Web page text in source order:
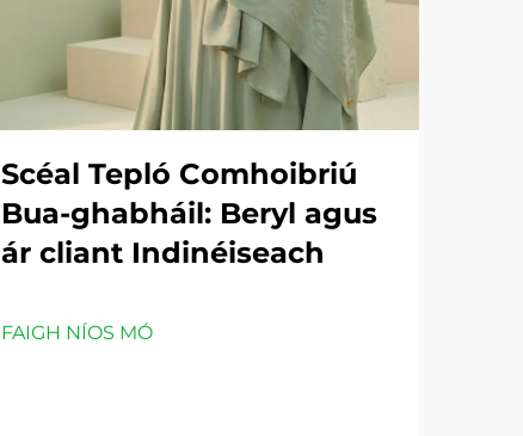
Scéal Tepló Comhoibriú
Bua-ghabháil: Beryl agus
ár cliant Indinéiseach
FAIGH NÍOS MÓ